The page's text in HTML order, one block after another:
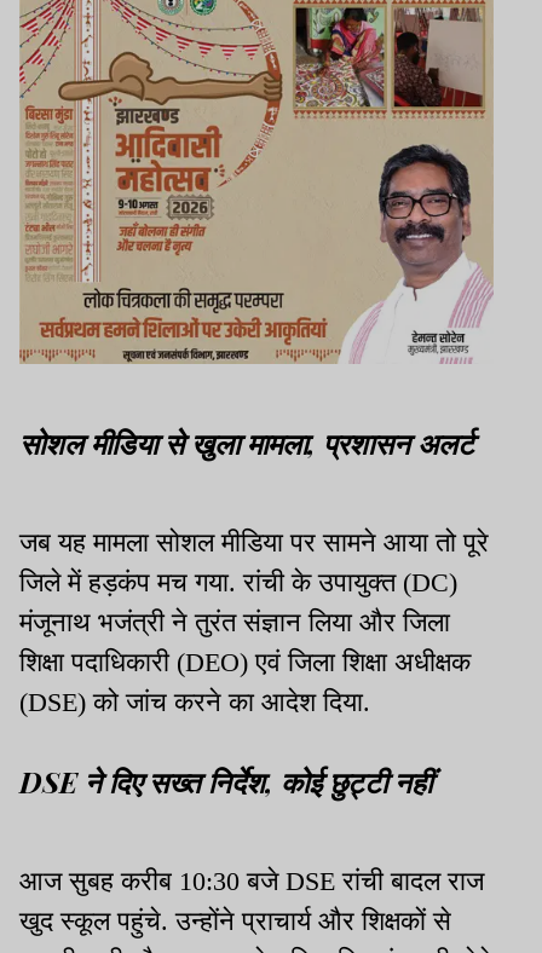
सोशल मीडिया से खुला मामला, प्रशासन अलर्ट
जब यह मामला सोशल मीडिया पर सामने आया तो पूरे
जिले में हड़कंप मच गया. रांची के उपायुक्त (DC)
मंजूनाथ भजंत्री ने तुरंत संज्ञान लिया और जिला
शिक्षा पदाधिकारी (DEO) एवं जिला शिक्षा अधीक्षक
(DSE) को जांच करने का आदेश दिया.
DSE ने दिए सख्त निर्देश, कोई छुट्टी नहीं
आज सुबह करीब 10:30 बजे DSE रांची बादल राज
खुद स्कूल पहुंचे. उन्होंने प्राचार्य और शिक्षकों से